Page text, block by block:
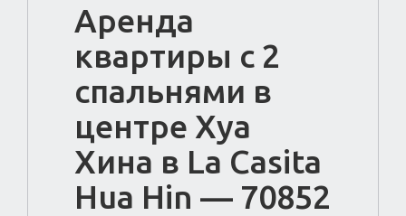
Аренда
квартиры с 2
спальнями в
центре Хуа
Хина в La Casita
Hua Hin — 70852